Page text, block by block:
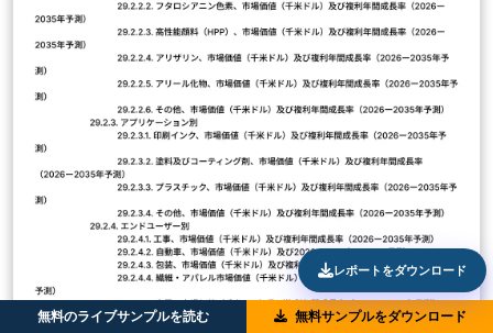
無料のライブサンプルを読む 無料サンプルをダウンロード
レポートをダウンロード